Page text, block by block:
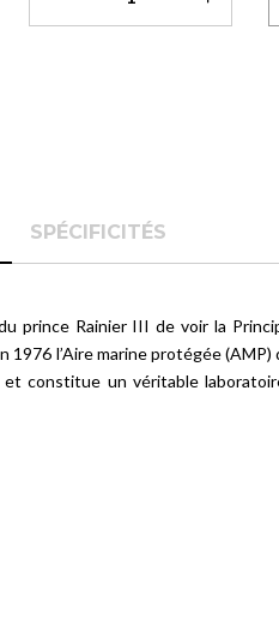
SPÉCIFICITÉS
prince Rainier III de voir la
l’Aire marine protégée
constitue un véritable